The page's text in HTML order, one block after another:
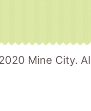
Mine City.